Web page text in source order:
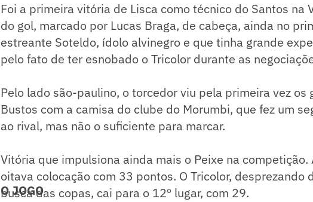
Foi a primeira vitória de Lisca como técnico do Santos na
do gol, marcado por Lucas Braga, de cabeça, ainda no
estreante Soteldo, ídolo alvinegro e que tinha grande
pelo fato de ter esnobado o Tricolor durante as
Pelo lado são-paulino, o torcedor viu pela primeira vez os
Bustos com a camisa do clube do Morumbi, que fez um
ao rival, mas não o suficiente para marcar.
Vitória que impulsiona ainda mais o Peixe na competição.
oitava colocação com 33 pontos. O Tricolor, desprezando
busca das copas, cai para o 12º lugar, com 29.
O JOGO